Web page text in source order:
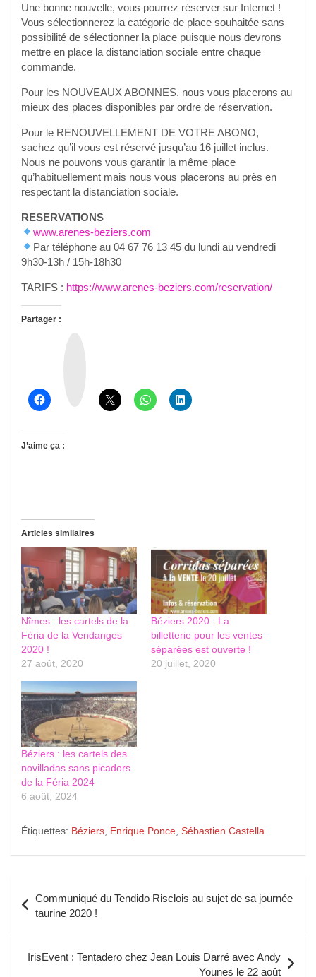
Une bonne nouvelle, vous pourrez réserver sur Internet !
Vous sélectionnerez la catégorie de place souhaitée sans
possibilité de sélectionner la place puisque nous devrons
mettre en place la distanciation sociale entre chaque
commande.
Pour les NOUVEAUX ABONNES, nous vous placerons au
mieux des places disponibles par ordre de réservation.
Pour le RENOUVELLEMENT DE VOTRE ABONO,
sachez qu’il vous est réservé jusqu’au 16 juillet inclus.
Nous ne pouvons vous garantir la même place
qu’habituellement mais nous vous placerons au près en
respectant la distanciation sociale.
RESERVATIONS
www.arenes-beziers.com
Par téléphone au 04 67 76 13 45 du lundi au vendredi
9h30-13h / 15h-18h30
TARIFS : https://www.arenes-beziers.com/reservation/
Partager :
J’aime ça :
Articles similaires
Nîmes : les cartels de la
Féria de la Vendanges
2020 !
27 août, 2020
Béziers 2020 : La
billetterie pour les ventes
séparées est ouverte !
20 juillet, 2020
Béziers : les cartels des
novilladas sans picadors
de la Féria 2024
6 août, 2024
Étiquettes: Béziers, Enrique Ponce, Sébastien Castella
de
l’article
Communiqué du Tendido Risclois au sujet de sa journée
taurine 2020 !
IrisEvent : Tentadero chez Jean Louis Darré avec Andy
Younes le 22 août